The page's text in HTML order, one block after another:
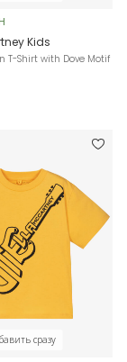
Kids
T-Shirt with Dove Motif
сразу